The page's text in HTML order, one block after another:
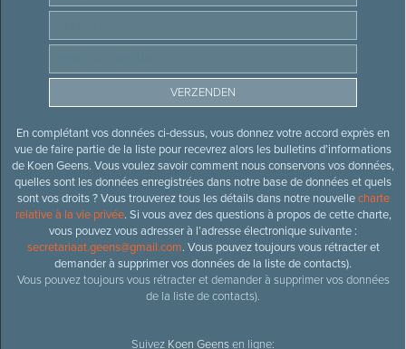
En complétant vos données ci-dessus, vous donnez votre accord exprès en
vue de faire partie de la liste pour recevrez alors les bulletins d’informations
de Koen Geens. Vous voulez savoir comment nous conservons vos données,
quelles sont les données enregistrées dans notre base de données et quels
sont vos droits ? Vous trouverez tous les détails dans notre nouvellecharte
relative à la vie privée. Si vous avez des questions à propos de cette charte,
vous pouvez vous adresser à l’adresse électronique suivante :
secretariaat.geens@gmail.com. Vous pouvez toujours vous rétracter et
demander à supprimer vos données de la liste de contacts).
Vous pouvez toujours vous rétracter et demander à supprimer vos données
de la liste de contacts).
Suivez Koen Geensen ligne: